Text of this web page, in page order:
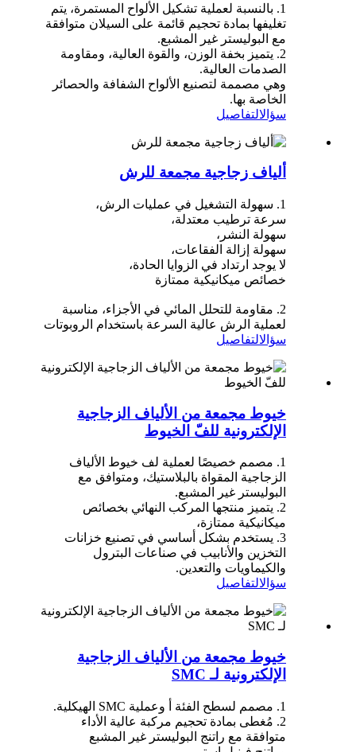
1. بالنسبة لعملية تشكيل الألواح المستمرة، يتم
تغليفها بمادة تحجيم قائمة على السيلان متوافقة
مع البوليستر غير المشبع.
2. يتميز بخفة الوزن، والقوة العالية، ومقاومة
الصدمات العالية.
وهي مصممة لتصنيع الألواح الشفافة والحصائر
الخاصة بها.
سؤالالتفاصيل
ألياف زجاجية مجمعة للرش
1. سهولة التشغيل في عمليات الرش،
سرعة ترطيب معتدلة،
سهولة النشر،
سهولة إزالة الفقاعات،
لا يوجد ارتداد في الزوايا الحادة،
خصائص ميكانيكية ممتازة
2. مقاومة للتحلل المائي في الأجزاء، مناسبة
لعملية الرش عالية السرعة باستخدام الروبوتات
سؤالالتفاصيل
خيوط مجمعة من الألياف الزجاجية
الإلكترونية للفّ الخيوط
1. مصمم خصيصًا لعملية لف خيوط الألياف
الزجاجية المقواة بالبلاستيك، ومتوافق مع
البوليستر غير المشبع.
2. يتميز منتجها المركب النهائي بخصائص
ميكانيكية ممتازة،
3. يستخدم بشكل أساسي في تصنيع خزانات
التخزين والأنابيب في صناعات البترول
والكيماويات والتعدين.
سؤالالتفاصيل
خيوط مجمعة من الألياف الزجاجية
الإلكترونية لـ SMC
1. مصمم لسطح الفئة أ وعملية SMC الهيكلية.
2. مُغطى بمادة تحجيم مركبة عالية الأداء
متوافقة مع راتنج البوليستر غير المشبع